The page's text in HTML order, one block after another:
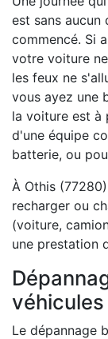
est sans aucun
commencé. Si
votre voiture
les feux ne
vous ayez une
la voiture est à
d'une équipe
batterie, ou
À Othis
recharger ou
(voiture,
une prestation
Le dépannage